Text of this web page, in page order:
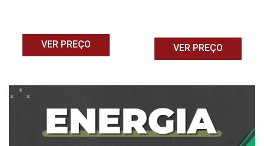
VER PREÇO VER PREÇO